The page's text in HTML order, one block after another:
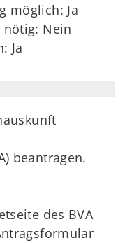
möglich: Ja
nötig: Nein
Ja
beantragen.
des BVA